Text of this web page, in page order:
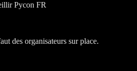
Pycon FR
des organisateurs sur place.